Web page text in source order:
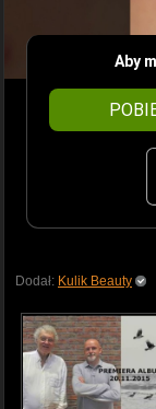
Aby
Dodał: Kulik Beauty